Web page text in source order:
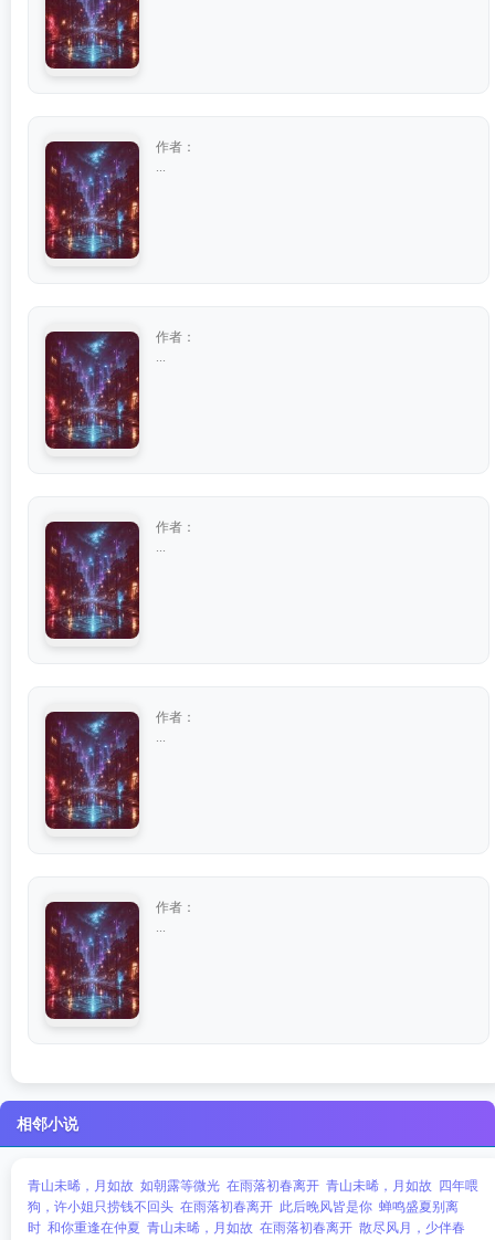
作者：
作者：
作者：
作者：
作者：
相邻小说
青山未晞，月如故 如朝露等微光 在雨落初春离开 青山未晞，月如故 四年喂
狗，许小姐只捞钱不回头 在雨落初春离开 此后晚风皆是你 蝉鸣盛夏别离
时 和你重逢在仲夏 青山未晞，月如故 在雨落初春离开 散尽风月，少伴春